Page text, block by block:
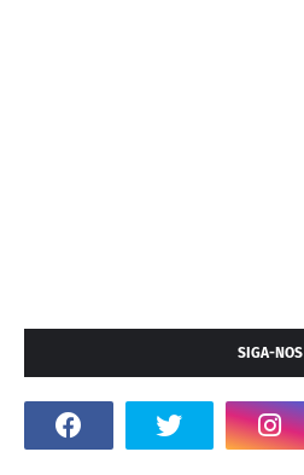
SIGA-NOS